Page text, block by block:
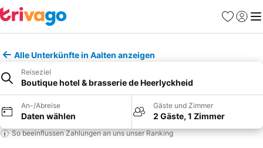
Favoriten
Alle Unterkünfte in Aalten anzeigen
Reiseziel
Boutique hotel & brasserie de Heerlyckheid
An-/Abreise
Daten wählen
Gäste und Zimmer
2 Gäste, 1 Zimmer
So beeinflussen Zahlungen an uns unser Ranking